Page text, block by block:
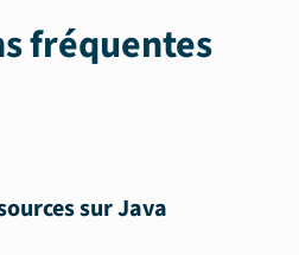
fréquentes
sur Java